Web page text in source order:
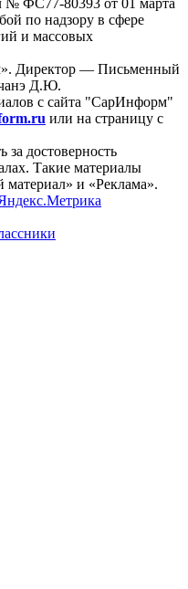
по надзору в сфере
и массовых
Директор — Письменный
Д.Ю.
с сайта "СарИнформ"
или на страницу с
за достоверность
Такие материалы
материал» и «Реклама».